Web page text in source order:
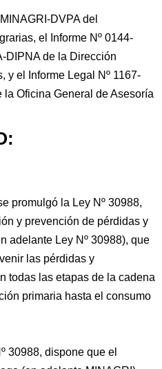
DVPA del
el Informe Nº 0144-
DIPNA de la Dirección
y el Informe Legal Nº 1167-
la Oficina General de Asesoría
promulgó la Ley Nº 30988,
y prevención de pérdidas y
adelante Ley Nº 30988), que
las pérdidas y
todas las etapas de la cadena
primaria hasta el consumo
30988, dispone que el